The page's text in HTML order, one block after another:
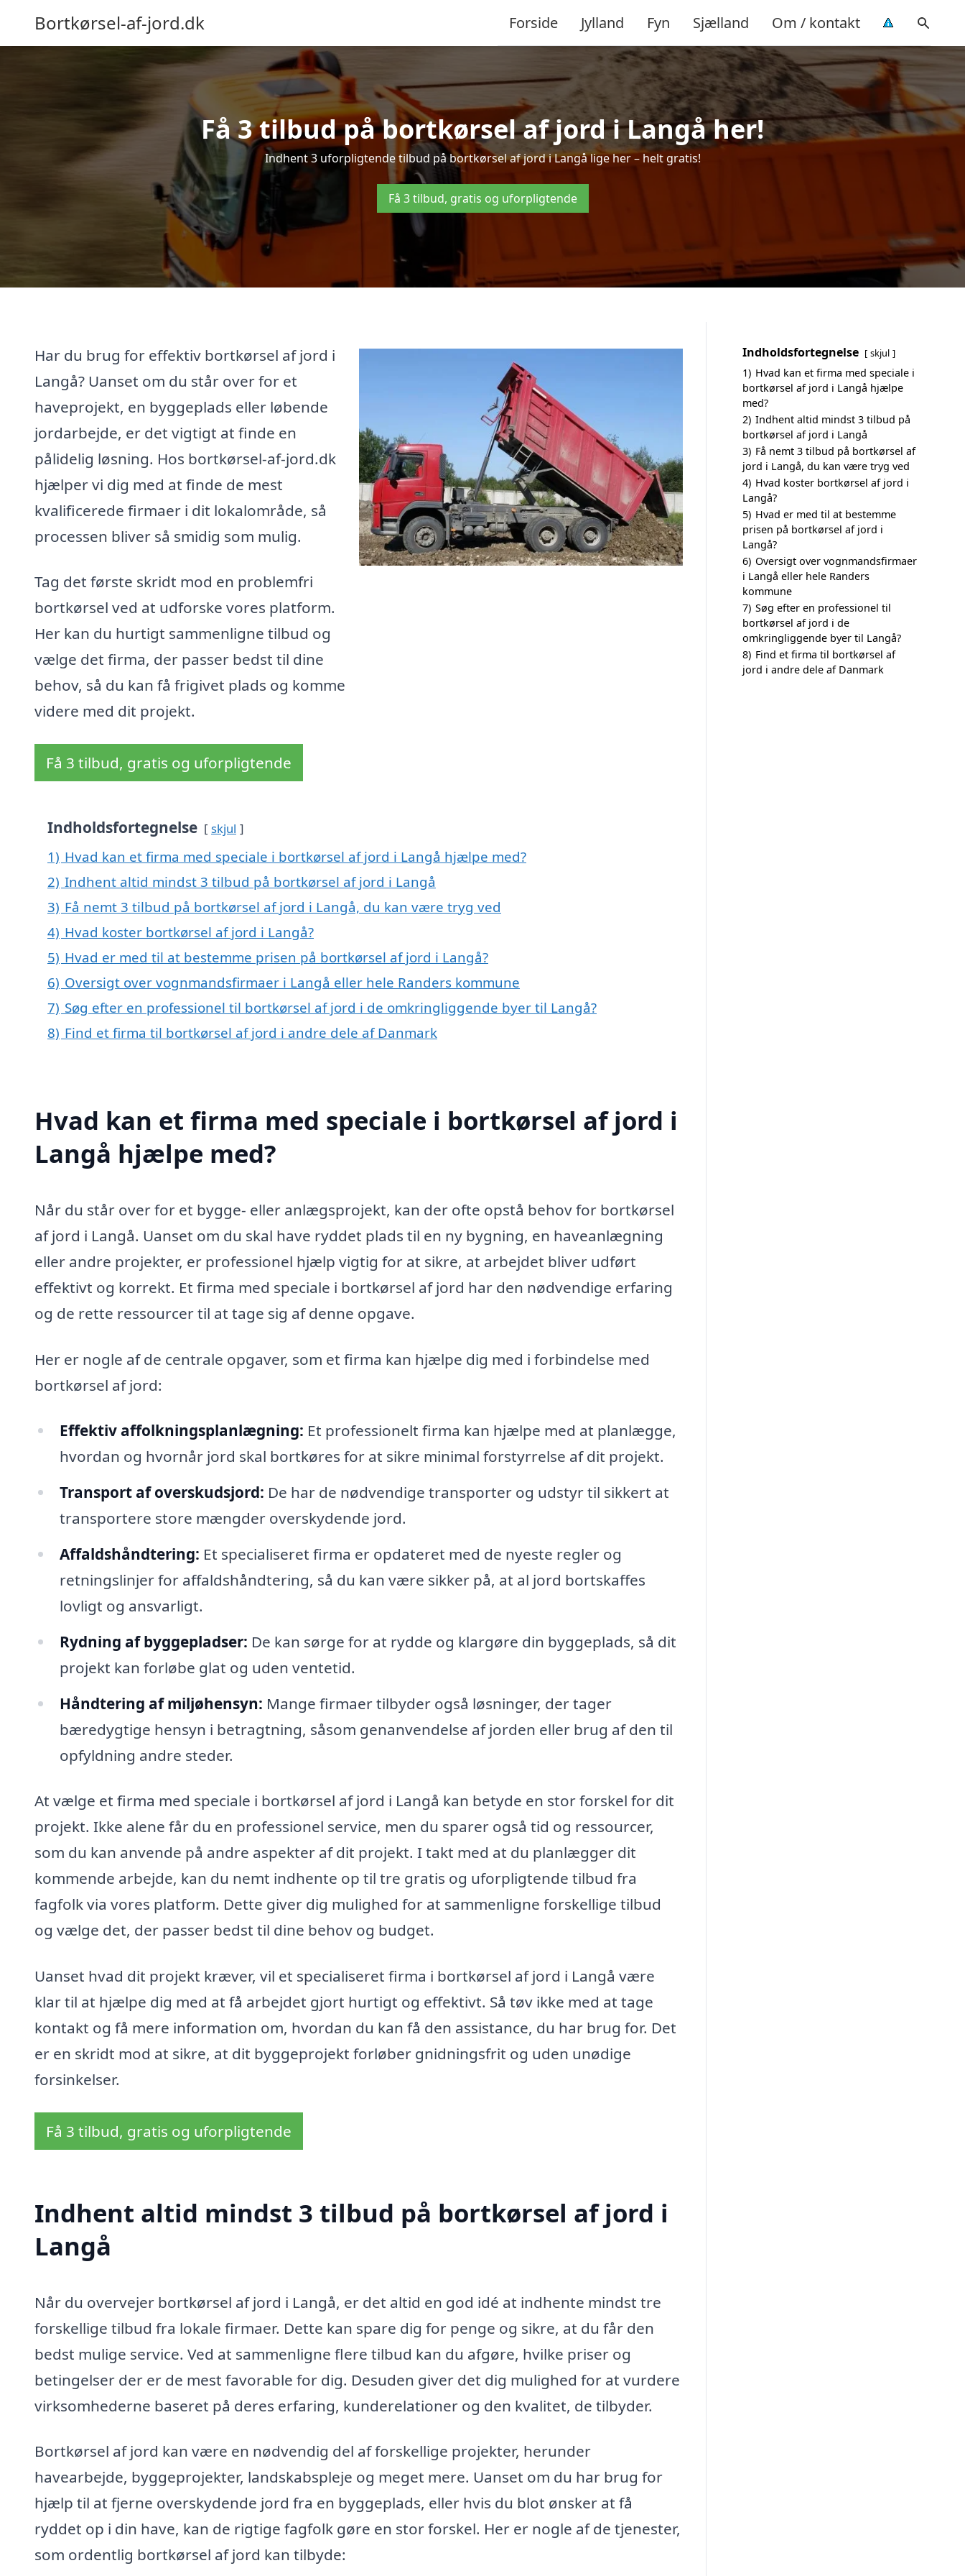
Bortkørsel-af-jord.dk Forside Jylland Fyn Sjælland Om / kontakt
Få 3 tilbud på bortkørsel af jord i Langå her!
Indhent 3 uforpligtende tilbud på bortkørsel af jord i Langå lige her – helt gratis!
Få 3 tilbud, gratis og uforpligtende
Har du brug for effektiv bortkørsel af jord i
Langå? Uanset om du står over for et
haveprojekt, en byggeplads eller løbende
jordarbejde, er det vigtigt at finde en
pålidelig løsning. Hos bortkørsel-af-jord.dk
hjælper vi dig med at finde de mest
kvalificerede firmaer i dit lokalområde, så
processen bliver så smidig som mulig.
Tag det første skridt mod en problemfri
bortkørsel ved at udforske vores platform.
Her kan du hurtigt sammenligne tilbud og
vælge det firma, der passer bedst til dine
behov, så du kan få frigivet plads og komme
videre med dit projekt.
Få 3 tilbud, gratis og uforpligtende
Indholdsfortegnelse skjul
1) Hvad kan et firma med speciale i bortkørsel af jord i Langå hjælpe med?
2) Indhent altid mindst 3 tilbud på bortkørsel af jord i Langå
3) Få nemt 3 tilbud på bortkørsel af jord i Langå, du kan være tryg ved
4) Hvad koster bortkørsel af jord i Langå?
5) Hvad er med til at bestemme prisen på bortkørsel af jord i Langå?
6) Oversigt over vognmandsfirmaer i Langå eller hele Randers kommune
7) Søg efter en professionel til bortkørsel af jord i de omkringliggende byer til Langå?
8) Find et firma til bortkørsel af jord i andre dele af Danmark
Hvad kan et firma med speciale i bortkørsel af jord i
Langå hjælpe med?
Når du står over for et bygge- eller anlægsprojekt, kan der ofte opstå behov for bortkørsel
af jord i Langå. Uanset om du skal have ryddet plads til en ny bygning, en haveanlægning
eller andre projekter, er professionel hjælp vigtig for at sikre, at arbejdet bliver udført
effektivt og korrekt. Et firma med speciale i bortkørsel af jord har den nødvendige erfaring
og de rette ressourcer til at tage sig af denne opgave.
Her er nogle af de centrale opgaver, som et firma kan hjælpe dig med i forbindelse med
bortkørsel af jord:
Effektiv affolkningsplanlægning: Et professionelt firma kan hjælpe med at planlægge,
hvordan og hvornår jord skal bortkøres for at sikre minimal forstyrrelse af dit projekt.
Transport af overskudsjord: De har de nødvendige transporter og udstyr til sikkert at
transportere store mængder overskydende jord.
Affaldshåndtering: Et specialiseret firma er opdateret med de nyeste regler og
retningslinjer for affaldshåndtering, så du kan være sikker på, at al jord bortskaffes
lovligt og ansvarligt.
Rydning af byggepladser: De kan sørge for at rydde og klargøre din byggeplads, så dit
projekt kan forløbe glat og uden ventetid.
Håndtering af miljøhensyn: Mange firmaer tilbyder også løsninger, der tager
bæredygtige hensyn i betragtning, såsom genanvendelse af jorden eller brug af den til
opfyldning andre steder.
At vælge et firma med speciale i bortkørsel af jord i Langå kan betyde en stor forskel for dit
projekt. Ikke alene får du en professionel service, men du sparer også tid og ressourcer,
som du kan anvende på andre aspekter af dit projekt. I takt med at du planlægger dit
kommende arbejde, kan du nemt indhente op til tre gratis og uforpligtende tilbud fra
fagfolk via vores platform. Dette giver dig mulighed for at sammenligne forskellige tilbud
og vælge det, der passer bedst til dine behov og budget.
Uanset hvad dit projekt kræver, vil et specialiseret firma i bortkørsel af jord i Langå være
klar til at hjælpe dig med at få arbejdet gjort hurtigt og effektivt. Så tøv ikke med at tage
kontakt og få mere information om, hvordan du kan få den assistance, du har brug for. Det
er en skridt mod at sikre, at dit byggeprojekt forløber gnidningsfrit og uden unødige
forsinkelser.
Få 3 tilbud, gratis og uforpligtende
Indhent altid mindst 3 tilbud på bortkørsel af jord i
Langå
Når du overvejer bortkørsel af jord i Langå, er det altid en god idé at indhente mindst tre
forskellige tilbud fra lokale firmaer. Dette kan spare dig for penge og sikre, at du får den
bedst mulige service. Ved at sammenligne flere tilbud kan du afgøre, hvilke priser og
betingelser der er de mest favorable for dig. Desuden giver det dig mulighed for at vurdere
virksomhederne baseret på deres erfaring, kunderelationer og den kvalitet, de tilbyder.
Bortkørsel af jord kan være en nødvendig del af forskellige projekter, herunder
havearbejde, byggeprojekter, landskabspleje og meget mere. Uanset om du har brug for
hjælp til at fjerne overskydende jord fra en byggeplads, eller hvis du blot ønsker at få
ryddet op i din have, kan de rigtige fagfolk gøre en stor forskel. Her er nogle af de tjenester,
som ordentlig bortkørsel af jord kan tilbyde:
Indholdsfortegnelse skjul
1) Hvad kan et firma med speciale i
bortkørsel af jord i Langå hjælpe
med?
2) Indhent altid mindst 3 tilbud på
bortkørsel af jord i Langå
3) Få nemt 3 tilbud på bortkørsel af
jord i Langå, du kan være tryg ved
4) Hvad koster bortkørsel af jord i
Langå?
5) Hvad er med til at bestemme
prisen på bortkørsel af jord i
Langå?
6) Oversigt over vognmandsfirmaer
i Langå eller hele Randers
kommune
7) Søg efter en professionel til
bortkørsel af jord i de
omkringliggende byer til Langå?
8) Find et firma til bortkørsel af
jord i andre dele af Danmark